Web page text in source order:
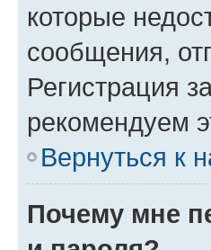
которые
сообщения,
Регистрация
рекомендуем
Вернуться к
Почему мне